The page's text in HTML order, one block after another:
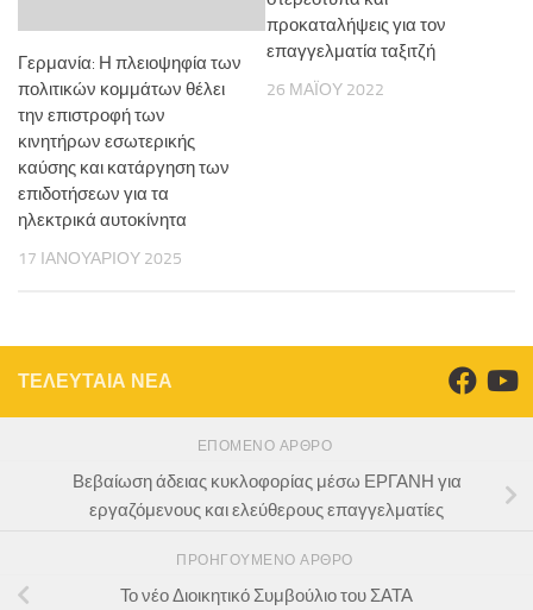
Γερμανία: Η πλειοψηφία των
πολιτικών κομμάτων θέλει
την επιστροφή των
κινητήρων εσωτερικής
καύσης και κατάργηση των
επιδοτήσεων για τα
ηλεκτρικά αυτοκίνητα
17 ΙΑΝΟΥΑΡΊΟΥ 2025
προκαταλήψεις για τον
επαγγελματία ταξιτζή
26 ΜΑΪ́ΟΥ 2022
ΤΕΛΕΥΤΑΙΑ ΝΕΑ
ΕΠΌΜΕΝΟ ΆΡΘΡΟ
Βεβαίωση άδειας κυκλοφορίας μέσω ΕΡΓΑΝΗ για
εργαζόμενους και ελεύθερους επαγγελματίες
ΠΡΟΗΓΟΎΜΕΝΟ ΆΡΘΡΟ
Το νέο Διοικητικό Συμβούλιο του ΣΑΤΑ